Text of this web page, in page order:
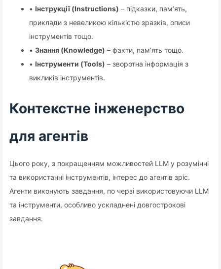
• Інструкції (Instructions) – підказки, пам’ять,
приклади з невеликою кількістю зразків, описи
інструментів тощо.
• Знання (Knowledge) – факти, пам’ять тощо.
• Інструменти (Tools) – зворотна інформація з
викликів інструментів.
Контекстне інженерство
для агентів
Цього року, з покращенням можливостей LLM у розумінні
та використанні інструментів, інтерес до агентів зріс.
Агенти виконують завдання, по черзі використовуючи LLM
та інструменти, особливо ускладнені довгострокові
завдання.